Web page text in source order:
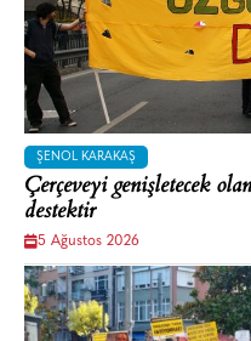
ŞENOL KARAKAŞ
Çerçeveyi genişletecek
destektir
5 Ağustos 2026